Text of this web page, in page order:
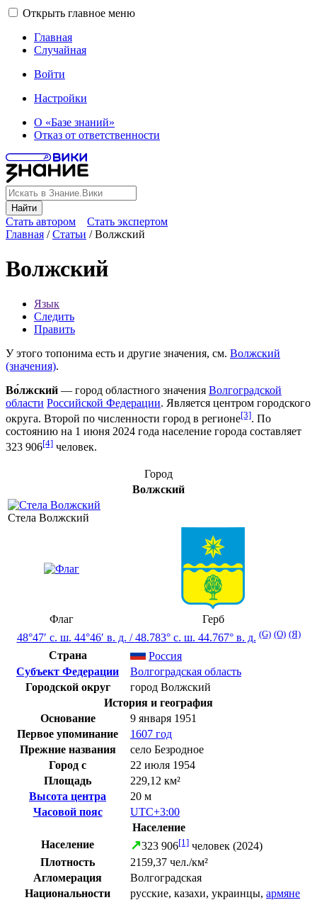
Открыть главное меню
Главная
Случайная
Войти
Настройки
О «Базе знаний»
Отказ от ответственности
Найти
Стать автором
Стать экспертом
Главная /Статьи /Волжский
Волжский
Язык
Следить
Править
У этого топонима есть и другие значения, см. Волжский
(значения).
Во́лжский — город областного значения Волгоградской
области Российской Федерации. Является центром городского
округа. Второй по численности город в регионе[3]. По
состоянию на 1 июня 2024 года население города составляет
323 906[4] человек.
Город
Волжский
Стела Волжский
Флаг
Герб
48°47′ с. ш. 44°46′ в. д. /48.783° с. ш. 44.767° в. д. (G) (O) (Я)
Страна
Россия
Субъект Федерации
Волгоградская область
Городской округ
город Волжский
История и география
Основание
9 января 1951
Первое упоминание
1607 год
Прежние названия
село Безродное
Город с
22 июля 1954
Площадь
229,12 км²
Высота центра
20 м
Часовой пояс
UTC+3:00
Население
Население
↗323 906[1] человек (2024)
Плотность
2159,37 чел./км²
Агломерация
Волгоградская
Национальности
русские, казахи, украинцы, армяне